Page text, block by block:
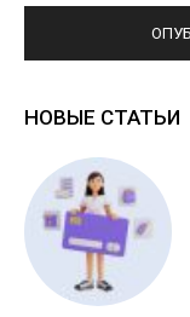
НОВЫЕ СТАТЬИ